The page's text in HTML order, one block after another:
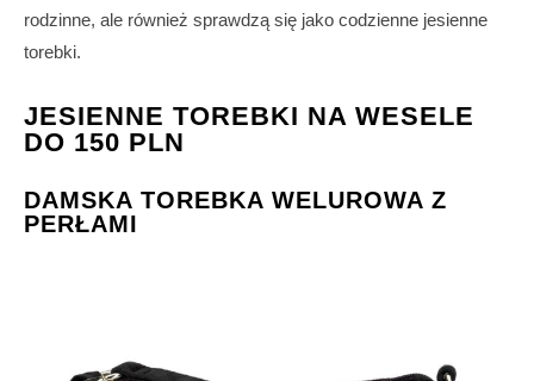
rodzinne, ale również sprawdzą się jako codzienne jesienne
torebki.
JESIENNE TOREBKI NA WESELE
DO 150 PLN
DAMSKA TOREBKA WELUROWA Z
PERŁAMI